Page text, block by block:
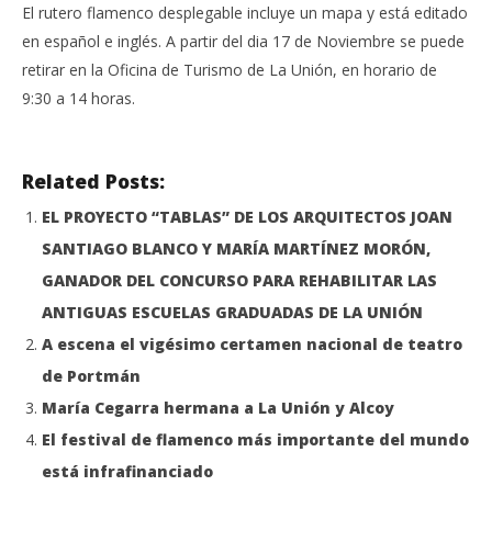
El rutero flamenco desplegable incluye un mapa y está editado
en español e inglés. A partir del dia 17 de Noviembre se puede
retirar en la Oficina de Turismo de La Unión, en horario de
9:30 a 14 horas.
Related Posts:
EL PROYECTO “TABLAS” DE LOS ARQUITECTOS JOAN
SANTIAGO BLANCO Y MARÍA MARTÍNEZ MORÓN,
GANADOR DEL CONCURSO PARA REHABILITAR LAS
ANTIGUAS ESCUELAS GRADUADAS DE LA UNIÓN
A escena el vigésimo certamen nacional de teatro
de Portmán
María Cegarra hermana a La Unión y Alcoy
El festival de flamenco más importante del mundo
está infrafinanciado